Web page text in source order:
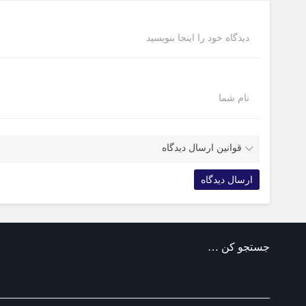
دیدگاه خود را اینجا بنویسید
نام شما
قوانین ارسال دیدگاه
جستجو کن …